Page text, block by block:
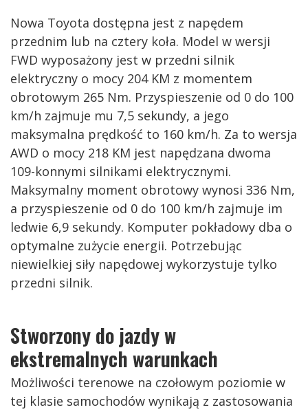
Nowa Toyota dostępna jest z napędem
przednim lub na cztery koła. Model w wersji
FWD wyposażony jest w przedni silnik
elektryczny o mocy 204 KM z momentem
obrotowym 265 Nm. Przyspieszenie od 0 do 100
km/h zajmuje mu 7,5 sekundy, a jego
maksymalna prędkość to 160 km/h. Za to wersja
AWD o mocy 218 KM jest napędzana dwoma
109-konnymi silnikami elektrycznymi.
Maksymalny moment obrotowy wynosi 336 Nm,
a przyspieszenie od 0 do 100 km/h zajmuje im
ledwie 6,9 sekundy. Komputer pokładowy dba o
optymalne zużycie energii. Potrzebując
niewielkiej siły napędowej wykorzystuje tylko
przedni silnik.
Stworzony do jazdy w
ekstremalnych warunkach
Możliwości terenowe na czołowym poziomie w
tej klasie samochodów wynikają z zastosowania